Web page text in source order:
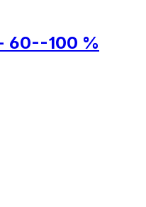
60--100 %